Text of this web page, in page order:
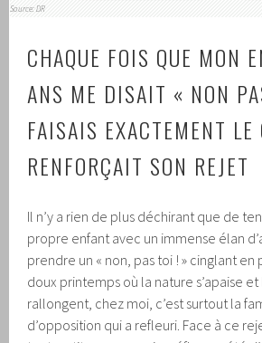
Source: DR
CHAQUE FOIS QUE MON
ANS ME DISAIT « NON
FAISAIS EXACTEMENT LE
RENFORÇAIT SON REJET
Il n’y a rien de plus déchirant que de
propre enfant avec un immense élan
prendre un « non, pas toi ! » cinglant en
doux printemps où la nature s’apaise
rallongent, chez moi, c’est surtout la
d’opposition qui a refleuri. Face à ce